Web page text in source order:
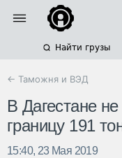
Найти грузы
← Таможня и ВЭД
В Дагестане
границу 191
15:40, 23 Мая 2019